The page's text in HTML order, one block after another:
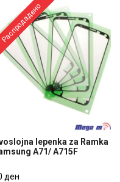
Распродадено
A71/ A715F
lepenka za Ramka
A71/ A715F
ден